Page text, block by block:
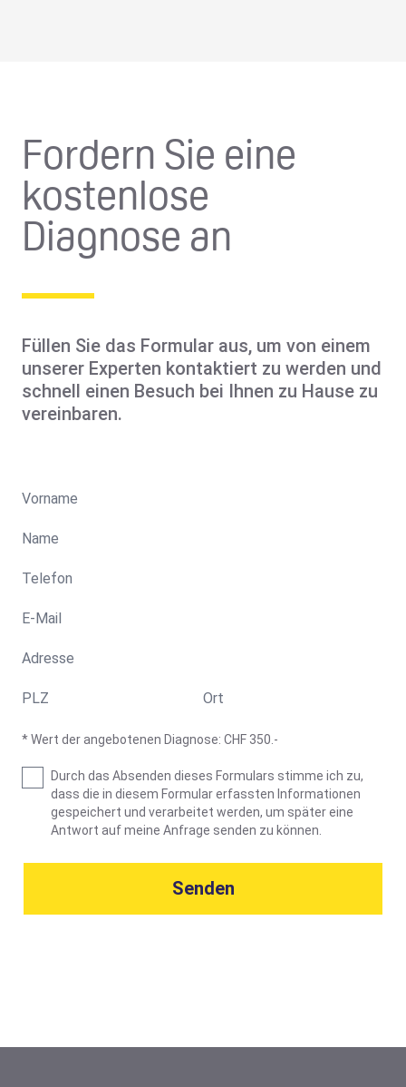
Fordern Sie eine
kostenlose
Diagnose an
Füllen Sie das Formular aus, um von einem
unserer Experten kontaktiert zu werden und
schnell einen Besuch bei Ihnen zu Hause zu
vereinbaren.
* Wert der angebotenen Diagnose: CHF 350.-
Durch das Absenden dieses Formulars stimme ich zu,
dass die in diesem Formular erfassten Informationen
gespeichert und verarbeitet werden, um später eine
Antwort auf meine Anfrage senden zu können.
Senden